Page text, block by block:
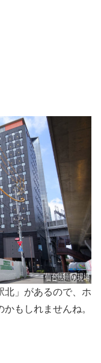
北」があるので、ホ
もしれませんね。